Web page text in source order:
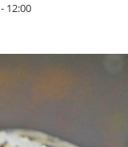
12:00